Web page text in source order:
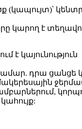
(կապույտ)՝
կարող է
կայունություն
դրա ցանցե